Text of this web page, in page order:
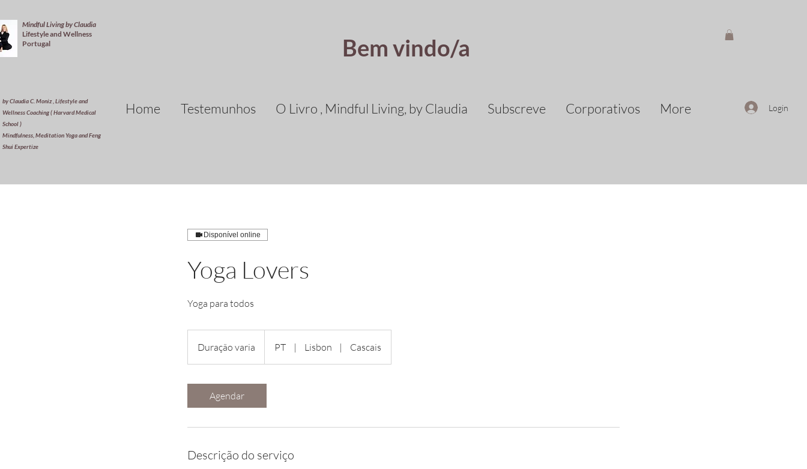
Mindful Living by Claudia
Lifestyle and Wellness
Portugal
by Claudia C. Moniz , Lifestyle and
Wellness Coaching ( Harvard Medical
School )
Mindfulness, Meditation Yoga and Feng
Shui Expertize
Bem vindo/a
Home Testemunhos O Livro , Mindful Living, by Claudia Subscreve Corporativos More Login
Disponível online
Yoga Lovers
Yoga para todos
Duração varia
u
ç
a
PT | Lisbon | Cascais
Agendar
Descrição do serviço